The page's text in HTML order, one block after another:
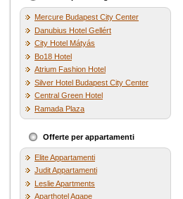
Mercure Budapest City Center
Danubius Hotel Gellért
City Hotel Mátyás
Bo18 Hotel
Atrium Fashion Hotel
Silver Hotel Budapest City Center
Central Green Hotel
Ramada Plaza
Offerte per appartamenti
Elite Appartamenti
Judit Appartamenti
Leslie Apartments
Aparthotel Agape